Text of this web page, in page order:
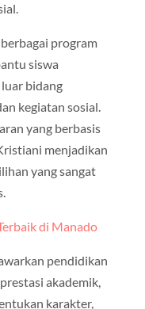
program
siswa
bidang
kegiatan sosial.
yang berbasis
menjadikan
yang sangat
di Manado
pendidikan
akademik,
karakter,